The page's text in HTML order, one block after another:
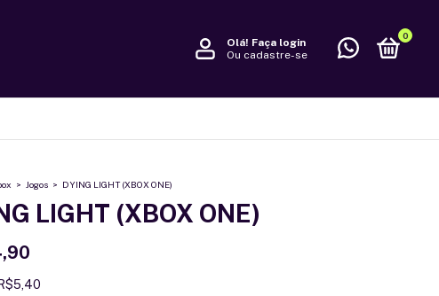
Olá! Faça login
Ou cadastre-se
0
> Jogos > DYING LIGHT (XBOX ONE)
LIGHT (XBOX ONE)
R$5,40